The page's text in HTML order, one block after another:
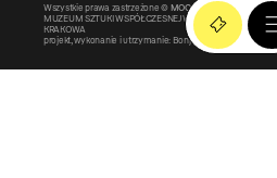
Wszystkie prawa zastrzeżone © MOCAK2011-2026
MUZEUM SZTUKI WSPÓŁCZESNEJ W KRAKOWIE MOCAK
KRAKOWA
projekt, wykonanie i utrzymanie: Bonjour.pl